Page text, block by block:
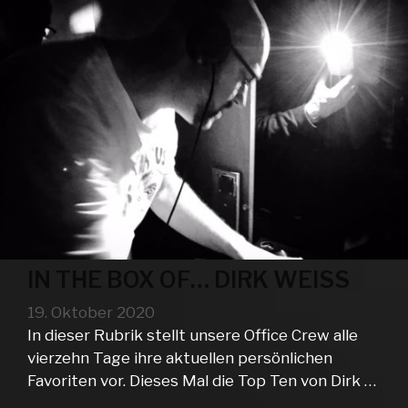
19. Oktober 2020
In dieser Rubrik stellt unsere Office Crew alle
vierzehn Tage ihre aktuellen persönlichen
Favoriten vor. Dieses Mal die Top Ten von Dirk …